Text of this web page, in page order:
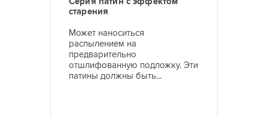
старения
Может наноситься
распылением на
предварительно
отшлифованную подложку. Эти
патины должны быть...